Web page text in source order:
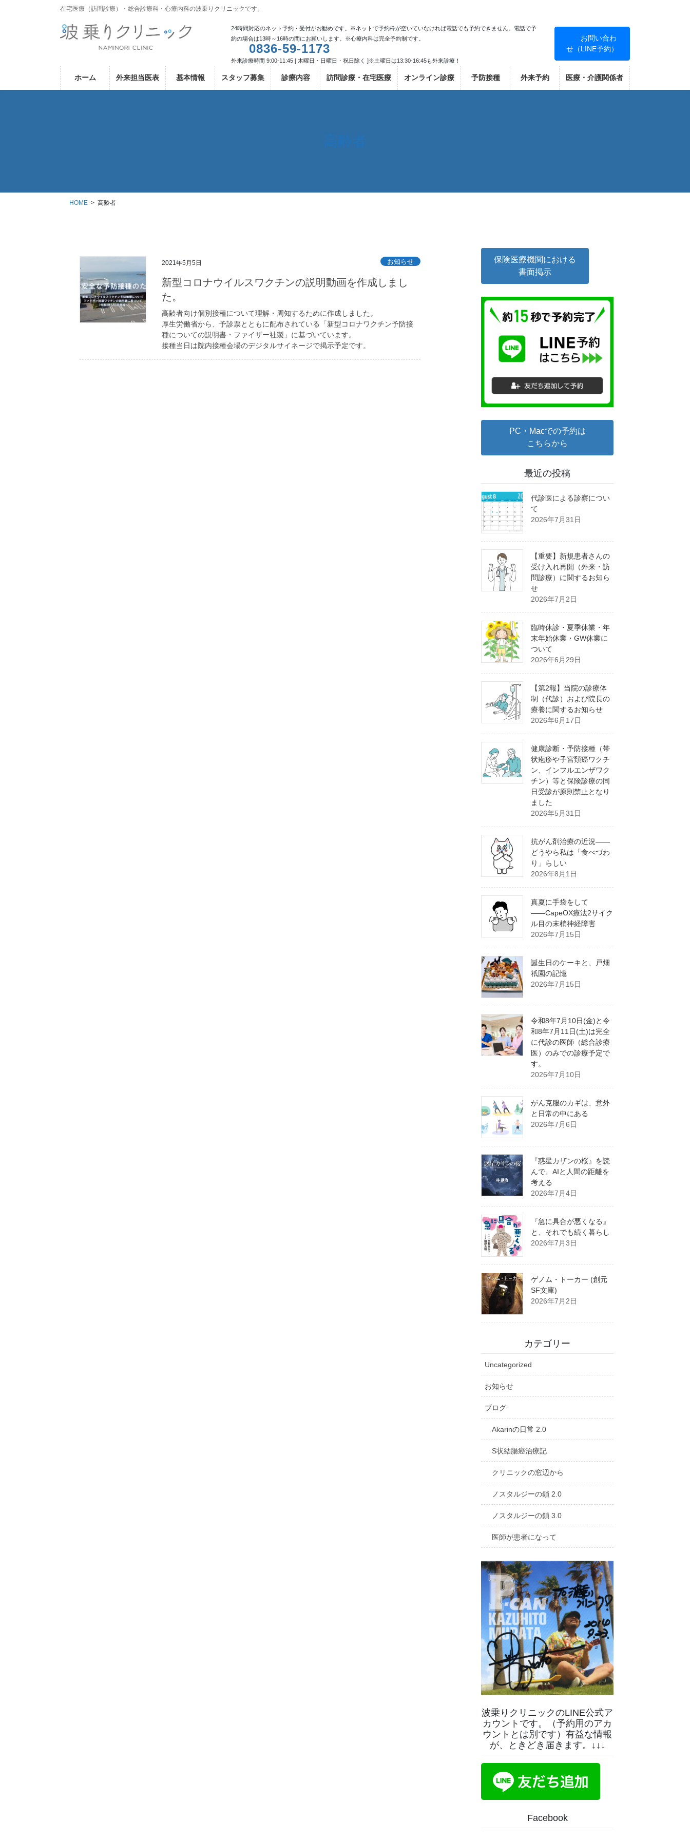
動
に
在宅医療（訪問診療）・総合診療科・心療内科の波乗りクリニックです。
24時間対応のネット予約・受付がお勧めです。※ネットで予約枠が空いていなければ電話でも予約できません。電話で予
約の場合は13時～16時の間にお願いします。※心療内科は完全予約制です。
0836-59-1173
外来診療時間 9:00-11:45 [ 木曜日・日曜日・祝日除く ]※土曜日は13:30-16:45も外来診療！
お問い合わ
せ（LINE予約）
ホーム 外来担当医表 基本情報 スタッフ募集 診療内容 訪問診療・在宅医療 オンライン診療 予防接種 外来予約 医療・介護関係者
高齢者
HOME 高齢者
2021年5月5日 お知らせ
新型コロナウイルスワクチンの説明動画を作成しまし
た。
高齢者向け個別接種について理解・周知するために作成しました。
厚生労働省から、予診票とともに配布されている「新型コロナワクチン予防接
種についての説明書・ファイザー社製」に基づいています。
接種当日は院内接種会場のデジタルサイネージで掲示予定です。
保険医療機関における
書面掲示
PC・Macでの予約は
こちらから
最近の投稿
代診医による診察につい
て
2026年7月31日
【重要】新規患者さんの
受け入れ再開（外来・訪
問診療）に関するお知ら
せ
2026年7月2日
臨時休診・夏季休業・年
末年始休業・GW休業に
ついて
2026年6月29日
【第2報】当院の診療体
制（代診）および院長の
療養に関するお知らせ
2026年6月17日
健康診断・予防接種（帯
状疱疹や子宮頚癌ワクチ
ン、インフルエンザワク
チン）等と保険診療の同
日受診が原則禁止となり
ました
2026年5月31日
抗がん剤治療の近況――
どうやら私は「食べづわ
り」らしい
2026年8月1日
真夏に手袋をして
――CapeOX療法2サイク
ル目の末梢神経障害
2026年7月15日
誕生日のケーキと、戸畑
祇園の記憶
2026年7月15日
令和8年7月10日(金)と令
和8年7月11日(土)は完全
に代診の医師（総合診療
医）のみでの診療予定で
す。
2026年7月10日
がん克服のカギは、意外
と日常の中にある
2026年7月6日
『惑星カザンの桜』を読
んで、AIと人間の距離を
考える
2026年7月4日
『急に具合が悪くなる』
と、それでも続く暮らし
2026年7月3日
ゲノム・トーカー (創元
SF文庫)
2026年7月2日
カテゴリー
Uncategorized
お知らせ
ブログ
Akarinの日常 2.0
S状結腸癌治療記
クリニックの窓辺から
ノスタルジーの鎖 2.0
ノスタルジーの鎖 3.0
医師が患者になって
波乗りクリニックのLINE公式ア
カウントです。（予約用のアカ
ウントとは別です）有益な情報
が、ときどき届きます。↓↓↓
Facebook